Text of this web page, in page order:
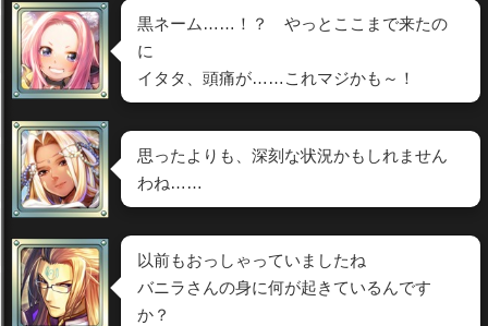
黒ネーム……！？ やっとここまで来たの
に
イタタ、頭痛が……これマジかも～！
思ったよりも、深刻な状況かもしれません
わね……
以前もおっしゃっていましたね
バニラさんの身に何が起きているんです
か？